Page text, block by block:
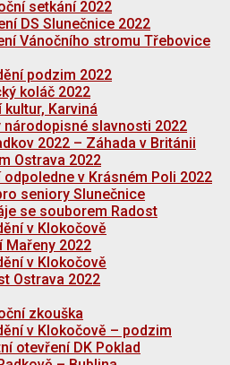
setkání 2022
DS Slunečnice 2022
Vánočního stromu Třebovice
podzim 2022
koláč 2022
kultur, Karviná
národopisné slavnosti 2022
2022 – Záhada v Británii
Ostrava 2022
odpoledne v Krásném Poli 2022
seniory Slunečnice
se souborem Radost
v Klokočově
Mařeny 2022
v Klokočově
Ostrava 2022
zkouška
v Klokočově – podzim
otevření DK Poklad